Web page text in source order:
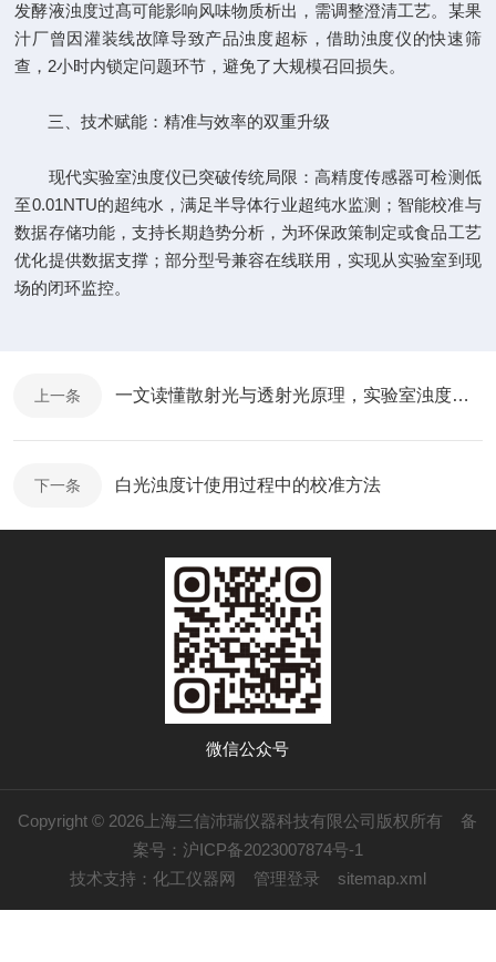
发酵液浊度过髙可能影响风味物质析出，需调整澄清工艺。某果
汁厂曾因灌装线故障导致产品浊度超标，借助浊度仪的快速筛
查，2小时内锁定问题环节，避免了大规模召回损失。
三、技术赋能：精准与效率的双重升级
现代实验室浊度仪已突破传统局限：高精度传感器可检测低
至0.01NTU的超纯水，满足半导体行业超纯水监测；智能校准与
数据存储功能，支持长期趋势分析，为环保政策制定或食品工艺
优化提供数据支撑；部分型号兼容在线联用，实现从实验室到现
场的闭环监控。
上一条 一文读懂散射光与透射光原理，实验室浊度仪到底怎么选？
下一条 白光浊度计使用过程中的校准方法
微信公众号
Copyright © 2026上海三信沛瑞仪器科技有限公司版权所有 备
案号：沪ICP备2023007874号-1
技术支持： 化工仪器网 管理登录 sitemap.xml